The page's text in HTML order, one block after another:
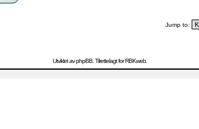
Jump to:
Utviklet avphpBB . Tilrettelagt for RBKweb.